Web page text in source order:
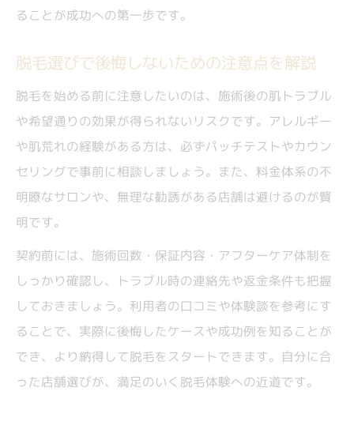
ることが成功への第一歩です。
脱毛選びで後悔しないための注意点を解説
脱毛を始める前に注意したいのは、施術後の肌トラブル
や希望通りの効果が得られないリスクです。アレルギー
や肌荒れの経験がある方は、必ずパッチテストやカウン
セリングで事前に相談しましょう。また、料金体系の不
明瞭なサロンや、無理な勧誘がある店舗は避けるのが賢
明です。
契約前には、施術回数・保証内容・アフターケア体制を
しっかり確認し、トラブル時の連絡先や返金条件も把握
しておきましょう。利用者の口コミや体験談を参考にす
ることで、実際に後悔したケースや成功例を知ることが
でき、より納得して脱毛をスタートできます。自分に合
った店舗選びが、満足のいく脱毛体験への近道です。